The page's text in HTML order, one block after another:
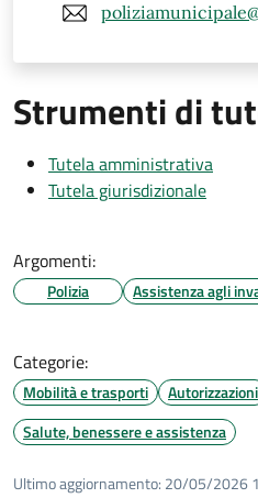
Strumenti di
Tutela amministrativa
Tutela giurisdizionale
Argomenti:
Polizia Assistenza agli
Categorie:
Mobilità e trasporti
Autorizzazioni
Salute, benessere e assistenza
Ultimo aggiornamento: 20/05/2026